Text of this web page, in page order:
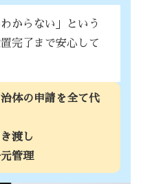
からない」という
完了まで安心して
体の申請を全て代
渡し
管理